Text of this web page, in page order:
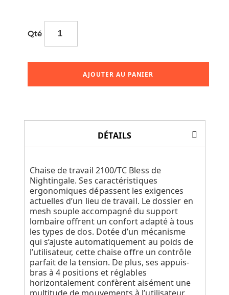
Qté
AJOUTER AU PANIER
DÉTAILS
Chaise de travail 2100/TC Bless de
Nightingale. Ses caractéristiques
ergonomiques dépassent les exigences
actuelles d’un lieu de travail. Le dossier en
mesh souple accompagné du support
lombaire offrent un confort adapté à tous
les types de dos. Dotée d’un mécanisme
qui s’ajuste automatiquement au poids de
l’utilisateur, cette chaise offre un contrôle
parfait de la tension. De plus, ses appuis-
bras à 4 positions et réglables
horizontalement confèrent aisément une